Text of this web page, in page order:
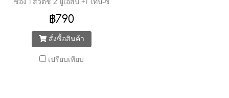
ช่อง 1 สวิตช์ 2 ยูเอสบี +1 ไทป์-ซี
วัตต์ ฟาสชาร์จ)
฿790
สั่งซื้อสินค้า
เปรียบเทียบ